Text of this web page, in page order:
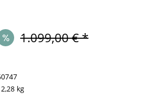
1.099,00 € *
kg